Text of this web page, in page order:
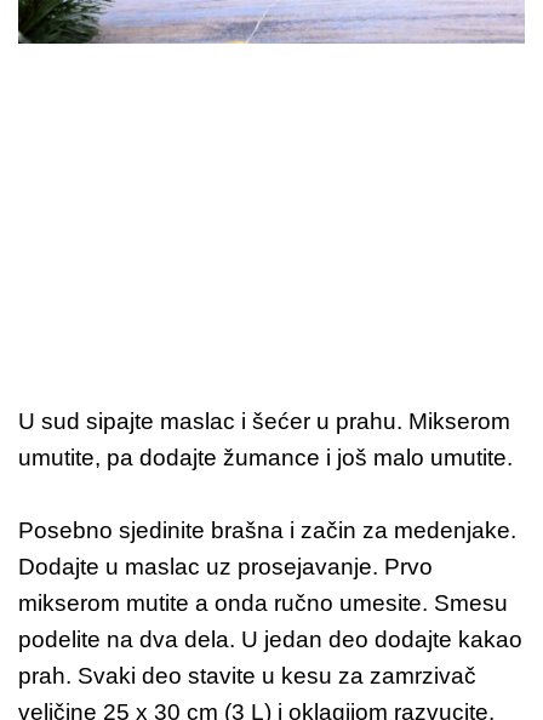
U sud sipajte maslac i šećer u prahu. Mikserom
umutite, pa dodajte žumance i još malo umutite.
Posebno sjedinite brašna i začin za medenjake.
Dodajte u maslac uz prosejavanje. Prvo
mikserom mutite a onda ručno umesite. Smesu
podelite na dva dela. U jedan deo dodajte kakao
prah. Svaki deo stavite u kesu za zamrzivač
veličine 25 x 30 cm (3 L) i oklagijom razvucite.